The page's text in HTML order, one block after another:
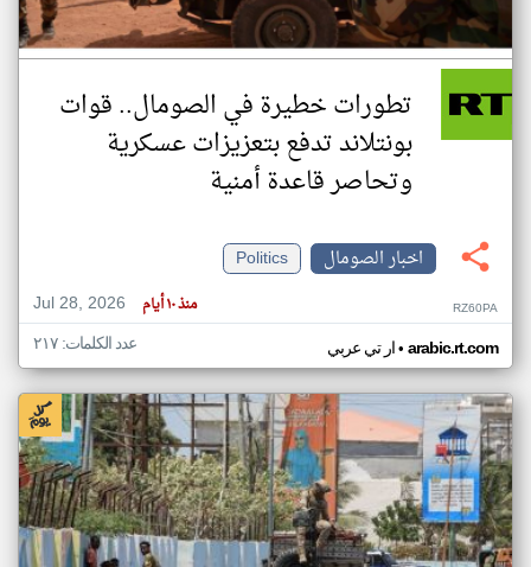
تطورات خطيرة في الصومال.. قوات
بونتلاند تدفع بتعزيزات عسكرية
وتحاصر قاعدة أمنية
اخبار الصومال
Politics
Jul 28, 2026
منذ ١٠ أيام RZ60PA
ار تي عربي• arabic.rt.com عدد الكلمات: ٢١٧